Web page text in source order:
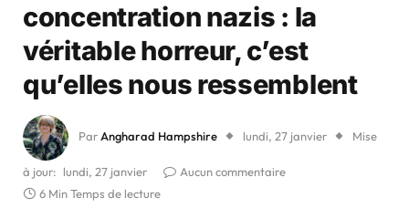
concentration nazis : la
véritable horreur, c’est
qu’elles nous ressemblent
Par Angharad Hampshire lundi, 27 janvier Mise
à jour: lundi, 27 janvier
Aucun commentaire
6 Min Temps de lecture